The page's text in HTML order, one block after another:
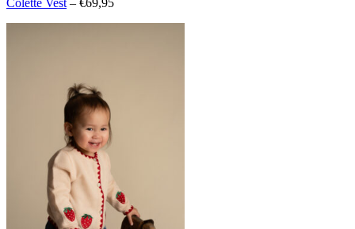
Colette Vest – €69,95